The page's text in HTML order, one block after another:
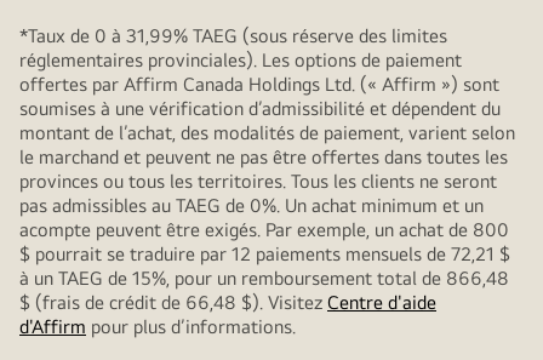
*Taux de 0 à 31,99% TAEG (sous réserve des limites
réglementaires provinciales). Les options de paiement
offertes par Affirm Canada Holdings Ltd. (« Affirm ») sont
soumises à une vérification d’admissibilité et dépendent du
montant de l’achat, des modalités de paiement, varient selon
le marchand et peuvent ne pas être offertes dans toutes les
provinces ou tous les territoires. Tous les clients ne seront
pas admissibles au TAEG de 0%. Un achat minimum et un
acompte peuvent être exigés. Par exemple, un achat de 800
$ pourrait se traduire par 12 paiements mensuels de 72,21 $
à un TAEG de 15%, pour un remboursement total de 866,48
$ (frais de crédit de 66,48 $). Visitez Centre d'aide
d'Affirm pour plus d’informations.